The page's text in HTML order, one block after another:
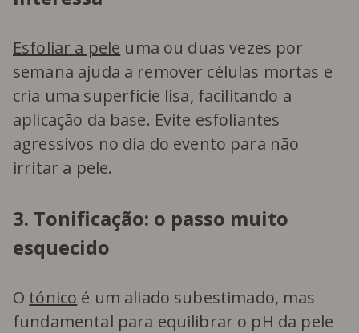
Esfoliar a pele uma ou duas vezes por
semana ajuda a remover células mortas e
cria uma superfície lisa, facilitando a
aplicação da base. Evite esfoliantes
agressivos no dia do evento para não
irritar a pele.
3. Tonificação: o passo muito
esquecido
O tónico é um aliado subestimado, mas
fundamental para equilibrar o pH da pele